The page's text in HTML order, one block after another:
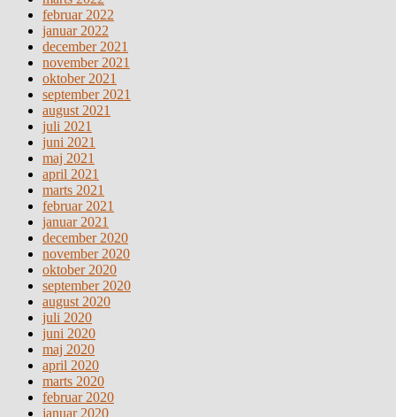
februar 2022
januar 2022
december 2021
november 2021
oktober 2021
september 2021
august 2021
juli 2021
juni 2021
maj 2021
april 2021
marts 2021
februar 2021
januar 2021
december 2020
november 2020
oktober 2020
september 2020
august 2020
juli 2020
juni 2020
maj 2020
april 2020
marts 2020
februar 2020
januar 2020